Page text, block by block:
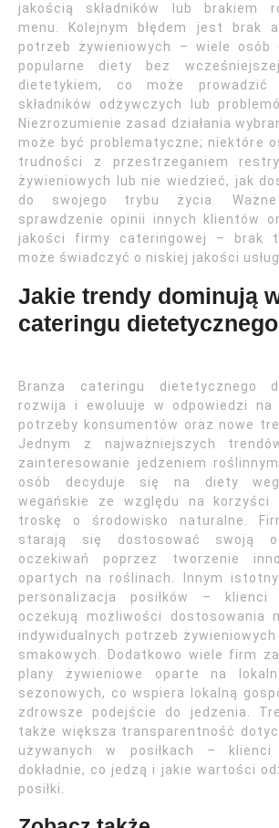
jakością składników lub brakiem
menu. Kolejnym błędem jest brak
potrzeb żywieniowych – wiele osób
popularne diety bez
dietetykiem, co może prowadzić
składników odżywczych lub
Niezrozumienie zasad działania
może być problematyczne; niektóre
trudności z przestrzeganiem
żywieniowych lub nie wiedzieć, jak
do swojego trybu życia.
sprawdzenie opinii innych klientów
jakości firmy cateringowej – brak
może świadczyć o niskiej jakości usług.
Jakie trendy dominują
cateringu
Branża cateringu dietetycznego
rozwija i ewoluuje w odpowiedzi na
potrzeby konsumentów oraz nowe
Jednym z najważniejszych
zainteresowanie jedzeniem
osób decyduje się na diety
wegańskie ze względu na korzyści
troskę o środowisko naturalne.
starają się dostosować swoją
oczekiwań poprzez tworzenie
opartych na roślinach. Innym
personalizacja posiłków –
oczekują możliwości dostosowania
indywidualnych potrzeb
smakowych. Dodatkowo wiele firm
plany żywieniowe oparte na
sezonowych, co wspiera lokalną
zdrowsze podejście do jedzenia.
także większa transparentność
używanych w posiłkach –
dokładnie, co jedzą i jakie wartości
posiłki.